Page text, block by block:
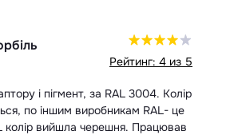
Рейтинг: 4 из 5
і пігмент, за RAL 3004. Колір
по іншим виробникам RAL- це
колір вийшла черешня. Працював